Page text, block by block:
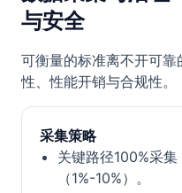
与安全
可衡量的标准离不开可
性、性能开销与合规性。
采集策略
关键路径100%采
（1%-10%）。